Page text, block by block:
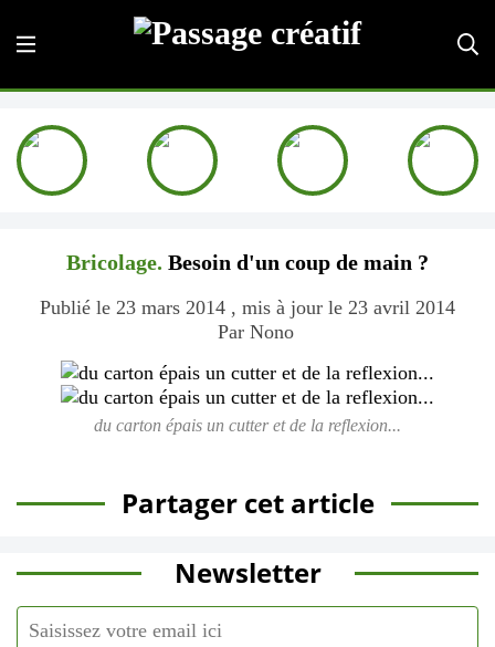
Bricolage. Besoin d'un coup de main ?
Publié le 23 mars 2014 , mis à jour le 23 avril 2014
Par Nono
du carton épais un cutter et de la reflexion...
Partager cet article
Newsletter